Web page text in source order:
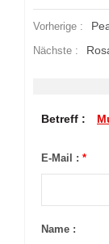
Vorherige :
Nächste :
Betreff :
E-Mail : *
Name :